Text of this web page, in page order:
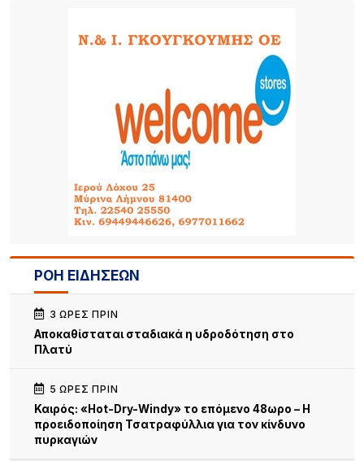
ΡΟΗ ΕΙΔΗΣΕΩΝ
3 ΏΡΕΣ ΠΡΙΝ
Αποκαθίσταται σταδιακά η υδροδότηση στο
Πλατύ
5 ΏΡΕΣ ΠΡΙΝ
Καιρός: «Hot-Dry-Windy» το επόμενο 48ωρο – Η
προειδοποίηση Τσατραφύλλια για τον κίνδυνο
πυρκαγιών